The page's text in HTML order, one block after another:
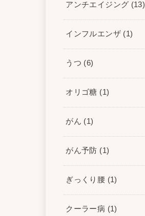
アンチエイジング (13)
インフルエンザ (1)
うつ (6)
オリゴ糖 (1)
がん (1)
がん予防 (1)
ぎっくり腰 (1)
クーラー病 (1)